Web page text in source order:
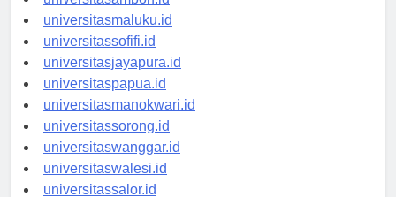
universitasambon.id
universitasmaluku.id
universitassofifi.id
universitasjayapura.id
universitaspapua.id
universitasmanokwari.id
universitassorong.id
universitaswanggar.id
universitaswalesi.id